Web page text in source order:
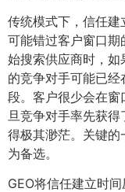
传统模式下，信任
可能错过客户窗口
始搜索供应商时，
的竞争对手可能已
段。客户很少会在
旦竞争对手率先获
得极其渺茫。关键
为备选。
GEO将信任建立时